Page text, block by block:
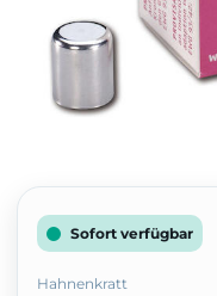
Sofort verfügbar
Hahnenkratt